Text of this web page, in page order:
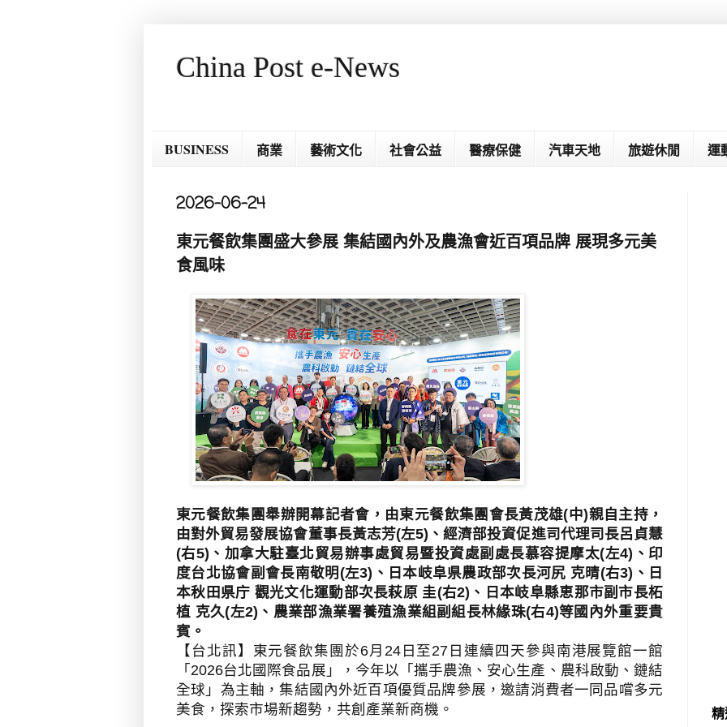
China Post e-News
BUSINESS 商業 藝術文化 社會公益 醫療保健 汽車天地 旅遊休閒 運
2026-06-24
東元餐飲集團盛大參展 集結國內外及農漁會近百項品牌 展現多元美
食風味
東元餐飲集團舉辦開幕記者會，由東元餐飲集團會長黃茂雄(中)親自主持，
由對外貿易發展協會董事長黃志芳(左5)、經濟部投資促進司代理司長呂貞慧
(右5)、加拿大駐臺北貿易辦事處貿易暨投資處副處長慕容提摩太(左4)、印
度台北協會副會長南敬明(左3)、日本岐阜県農政部次長河尻 克晴(右3)、日
本秋田県庁 觀光文化運動部次長萩原 圭(右2)、日本岐阜縣恵那市副市長柘
植 克久(左2)、農業部漁業署養殖漁業組副組長林緣珠(右4)等國內外重要貴
賓 。
【台北訊】 東元餐飲集團於6月 24日至27 日連續四天參與南港展覽館一館
「 2026台北國際食品展」，今年以「攜手農漁、安心生產、農科啟動、鏈結
全球」為主軸，集結國內外近百項優質品牌參展，邀請消費者一同品嚐多元
美食，探索市場新趨勢，共創產業新商機。
精